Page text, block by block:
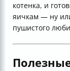
котенка, и
яичкам — ну
пушистого